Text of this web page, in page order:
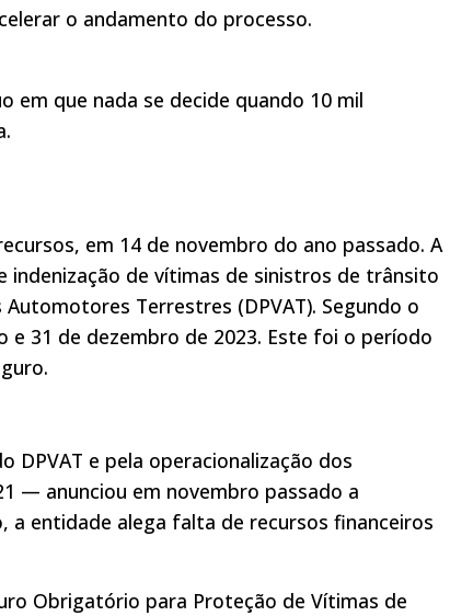
o andamento do processo.
em que nada se decide quando 10 mil
em 14 de novembro do ano passado. A
indenização de vítimas de sinistros de trânsito
Terrestres (DPVAT). Segundo o
31 de dezembro de 2023. Este foi o período
e pela operacionalização dos
— anunciou em novembro passado a
a entidade alega falta de recursos financeiros
Obrigatório para Proteção de Vítimas de